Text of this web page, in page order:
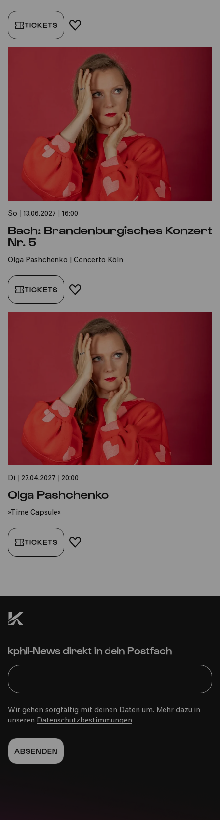
TICKETS FAVORIT HINZUFÜGEN
So 13.06.2027 16:00
Bach: Brandenburgisches Konzert
Nr. 5
Olga Pashchenko | Concerto Köln
TICKETS FAVORIT HINZUFÜGEN
Di 27.04.2027 20:00
Olga Pashchenko
»Time Capsule«
TICKETS FAVORIT HINZUFÜGEN
kphil-News direkt in dein Postfach
Wir gehen sorgfältig mit deinen Daten um. Mehr dazu in
unseren Datenschutzbestimmungen